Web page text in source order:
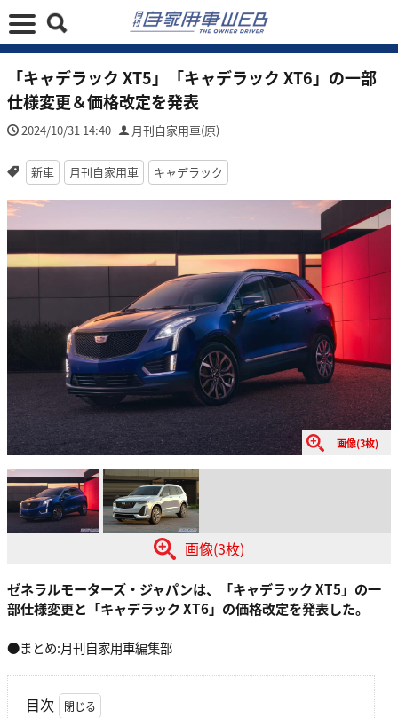
「キャデラック XT5」「キャデラック XT6」の一部
仕様変更＆価格改定を発表
2024/10/31 14:40 月刊自家用車(原)
新車 月刊自家用車 キャデラック
画像(3枚)
画像(3枚)
ゼネラルモーターズ・ジャパンは、「キャデラック XT5」の一
部仕様変更と「キャデラック XT6」の価格改定を発表した。
●まとめ:月刊自家用車編集部
目次